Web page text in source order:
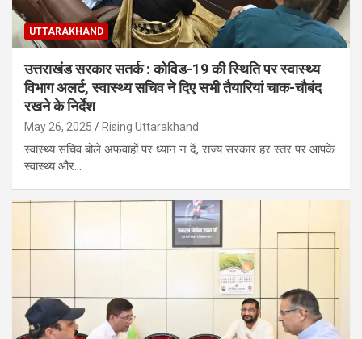
UTTARAKHAND
उत्तराखंड सरकार सतर्क : कोविड-19 की स्थिति पर स्वास्थ्य
विभाग अलर्ट, स्वास्थ्य सचिव ने दिए सभी तैयारियां चाक-चौबंद
रखने के निर्देश
May 26, 2025 Rising Uttarakhand
स्वास्थ्य सचिव बोले अफवाहों पर ध्यान न दें, राज्य सरकार हर स्तर पर आपके
स्वास्थ्य और…